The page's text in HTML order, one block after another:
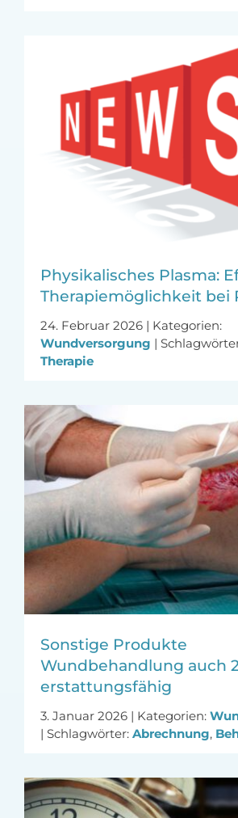
Physikalisches Plasma:
Therapiemöglichkeit bei
24. Februar 2026 | Kategorien:
Wundversorgung |
Therapie
Sonstige Produkte
Wundbehandlung auch
erstattungsfähig
3. Januar 2026 | Kategorien:
| Schlagwörter: Abrechnung,